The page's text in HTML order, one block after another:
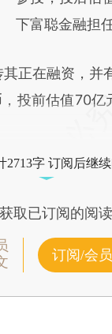
下富聪金融担
在融资，并有
投前估值70
2713字 订阅后继
取已订阅的阅
订阅/会